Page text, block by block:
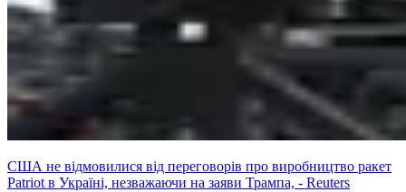
США не відмовилися від переговорів про виробництво ракет
Patriot в Україні, незважаючи на заяви Трампа, - Reuters